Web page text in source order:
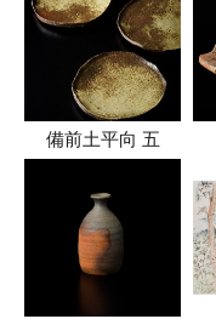
備前土平向 五